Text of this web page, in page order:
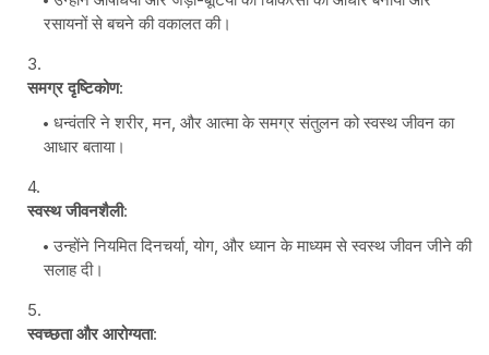
रसायनों से बचने की वकालत की।
समग्र दृष्टिकोण:
धन्वंतरि ने शरीर, मन, और आत्मा के समग्र संतुलन को स्वस्थ जीवन का
आधार बताया।
स्वस्थ जीवनशैली:
उन्होंने नियमित दिनचर्या, योग, और ध्यान के माध्यम से स्वस्थ जीवन जीने की
सलाह दी।
स्वच्छता और आरोग्यता: